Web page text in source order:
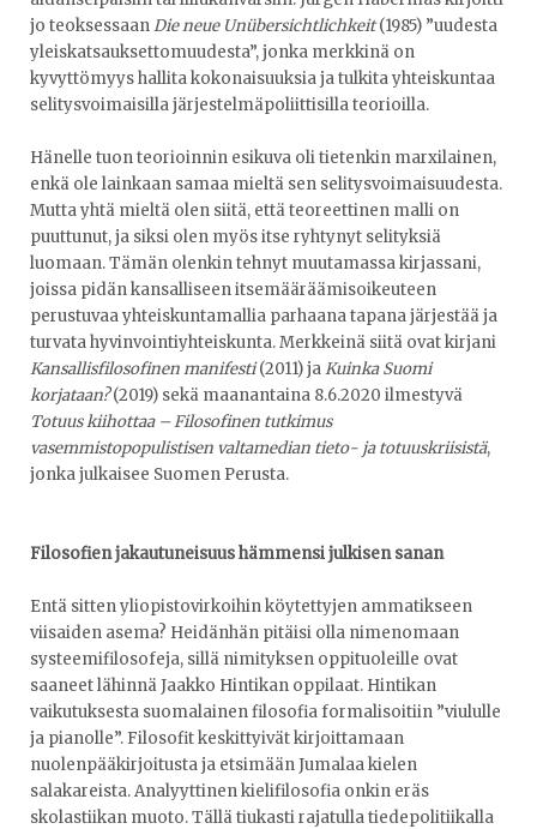
jo teoksessaanDie neue Unübersichtlichkeit(1985) ”uudesta
yleiskatsauksettomuudesta”, jonka merkkinä on
kyvyttömyys hallita kokonaisuuksia ja tulkita yhteiskuntaa
selitysvoimaisilla järjestelmäpoliittisilla teorioilla.
Hänelle tuon teorioinnin esikuva oli tietenkin marxilainen,
enkä ole lainkaan samaa mieltä sen selitysvoimaisuudesta.
Mutta yhtä mieltä olen siitä, että teoreettinen malli on
puuttunut, ja siksi olen myös itse ryhtynyt selityksiä
luomaan. Tämän olenkin tehnyt muutamassa kirjassani,
joissa pidän kansalliseen itsemääräämisoikeuteen
perustuvaa yhteiskuntamallia parhaana tapana järjestää ja
turvata hyvinvointiyhteiskunta. Merkkeinä siitä ovat kirjani
Kansallisfilosofinen manifesti(2011)jaKuinka Suomi
korjataan?(2019) sekä maanantaina 8.6.2020 ilmestyvä
Totuus kiihottaa – Filosofinen tutkimus
vasemmistopopulistisen valtamedian tieto- ja totuuskriisistä,
jonka julkaisee Suomen Perusta.
Filosofien jakautuneisuus hämmensi julkisen sanan
Entä sitten yliopistovirkoihin köytettyjen ammatikseen
viisaiden asema? Heidänhän pitäisi olla nimenomaan
systeemifilosofeja, sillä nimityksen oppituoleille ovat
saaneet lähinnä Jaakko Hintikan oppilaat. Hintikan
vaikutuksesta suomalainen filosofia formalisoitiin ”viululle
ja pianolle”. Filosofit keskittyivät kirjoittamaan
nuolenpääkirjoitusta ja etsimään Jumalaa kielen
salakareista. Analyyttinen kielifilosofia onkin eräs
skolastiikan muoto. Tällä tiukasti rajatulla tiedepolitiikalla